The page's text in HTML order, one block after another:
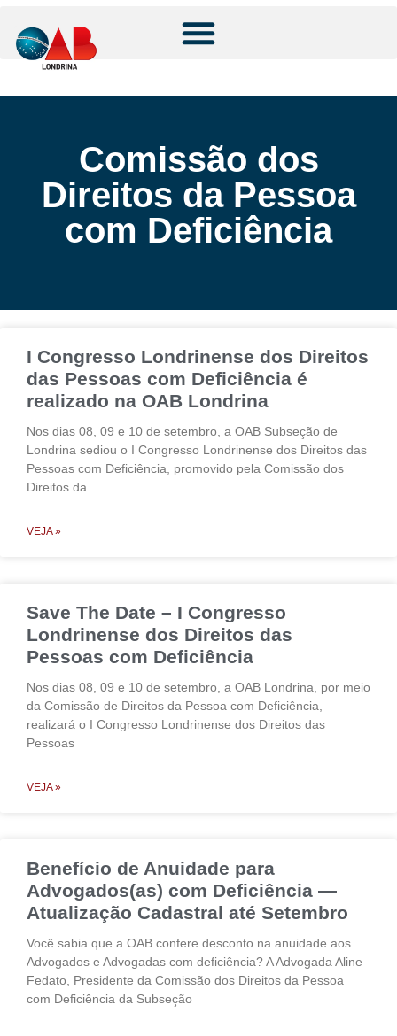
Comissão dos
Direitos da Pessoa
com Deficiência
I Congresso Londrinense dos Direitos
das Pessoas com Deficiência é
realizado na OAB Londrina
Nos dias 08, 09 e 10 de setembro, a OAB Subseção de
Londrina sediou o I Congresso Londrinense dos Direitos das
Pessoas com Deficiência, promovido pela Comissão dos
Direitos da
VEJA »
Save The Date – I Congresso
Londrinense dos Direitos das
Pessoas com Deficiência
Nos dias 08, 09 e 10 de setembro, a OAB Londrina, por meio
da Comissão de Direitos da Pessoa com Deficiência,
realizará o I Congresso Londrinense dos Direitos das
Pessoas
VEJA »
Benefício de Anuidade para
Advogados(as) com Deficiência —
Atualização Cadastral até Setembro
Você sabia que a OAB confere desconto na anuidade aos
Advogados e Advogadas com deficiência? A Advogada Aline
Fedato, Presidente da Comissão dos Direitos da Pessoa
com Deficiência da Subseção